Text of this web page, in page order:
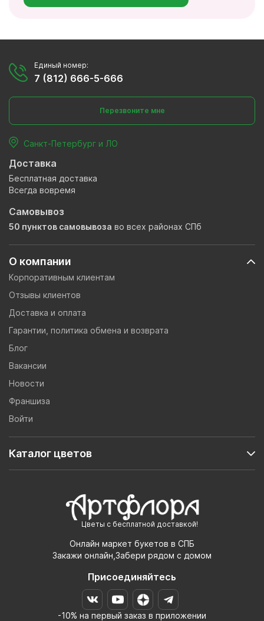
Цветы с бесплатной доставкой!
Онлайн маркет букетов в СПБ
Закажи онлайн,Забери рядом с домом
Присоединяйтесь
-10% на первый заказ в приложении
О компании
Корпоративным клиентам
Отзывы клиентов
Доставка и оплата
Гарантии, политика обмена и возврата
Блог
Вакансии
Новости
Франшиза
Войти
Каталог цветов
Единый номер:
7 (812) 666-5-666
Перезвоните мне
Санкт-Петербург и ЛО
Доставка
Бесплатная доставка
Всегда вовремя
Самовывоз
50 пунктов самовывоза во всех районах СПб